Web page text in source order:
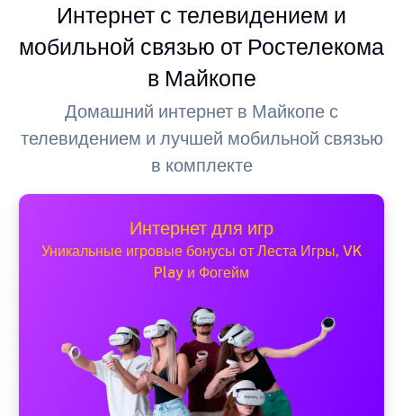
Интернет с телевидением и
мобильной связью от Ростелекома
в Майкопе
Домашний интернет в Майкопе с
телевидением и лучшей мобильной связью
в комплекте
Интернет для игр
Уникальные игровые бонусы от Леста Игры, VK
Play и Фогейм